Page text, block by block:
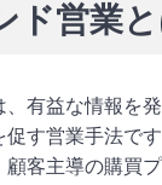
ド営業
、有益な情報を
す営業手法で
客主導の購買